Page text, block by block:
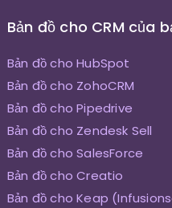
Bản đồ cho CRM của
Bản đồ cho HubSpot
Bản đồ cho ZohoCRM
Bản đồ cho Pipedrive
Bản đồ cho Zendesk Sell
Bản đồ cho SalesForce
Bản đồ cho Creatio
Bản đồ cho Keap